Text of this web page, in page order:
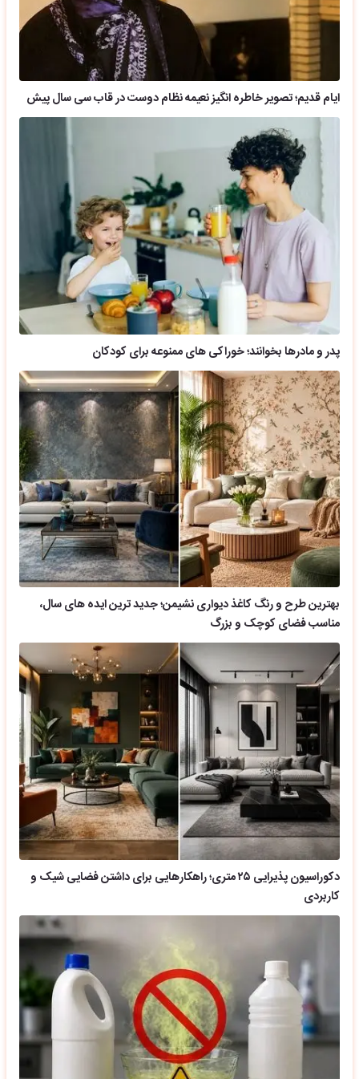
ایام قدیم؛ تصویر خاطره انگیز نعیمه نظام دوست در قاب سی سال پیش
پدر و مادرها بخوانند؛ خوراکی های ممنوعه برای کودکان
بهترین طرح و رنگ کاغذ دیواری نشیمن؛ جدید ترین ایده های سال،
مناسب فضای کوچک و بزرگ
دکوراسیون پذیرایی ۲۵ متری؛ راهکارهایی برای داشتن فضایی شیک و
کاربردی